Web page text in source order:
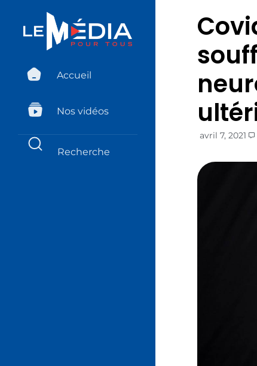
Accueil
Nos vidéos
avril 7, 2021